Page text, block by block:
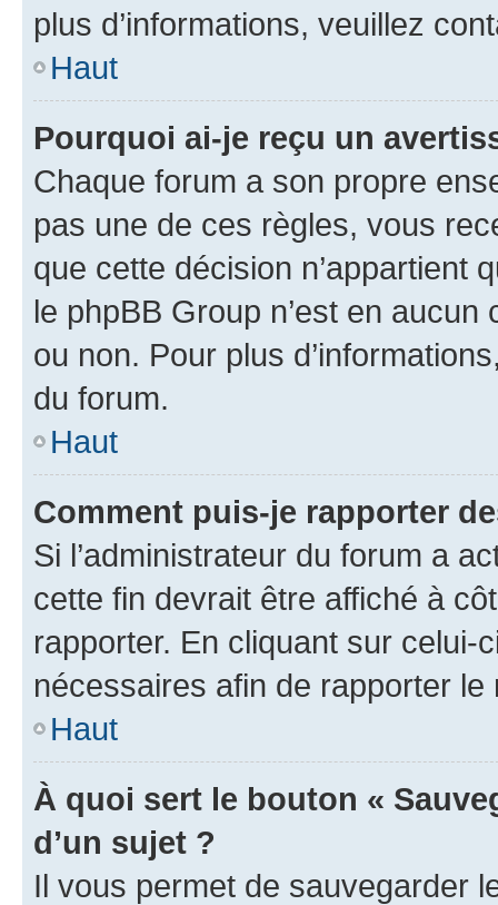
plus d’informations, veuillez
Haut
Pourquoi ai-je reçu un
Chaque forum a son propre
pas une de ces règles, vous
que cette décision n’appartient
le phpBB Group n’est en
ou non. Pour plus
du forum.
Haut
Comment puis-je rapporter
Si l’administrateur du forum a
cette fin devrait être affiché à
rapporter. En cliquant sur
nécessaires afin de rapporter le
Haut
À quoi sert le bouton «
d’un sujet ?
Il vous permet de sauvegarder